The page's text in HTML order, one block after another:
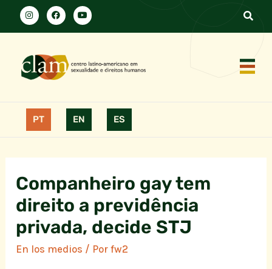
PT EN ES
Companheiro gay tem
direito a previdência
privada, decide STJ
En los medios / Porfw2